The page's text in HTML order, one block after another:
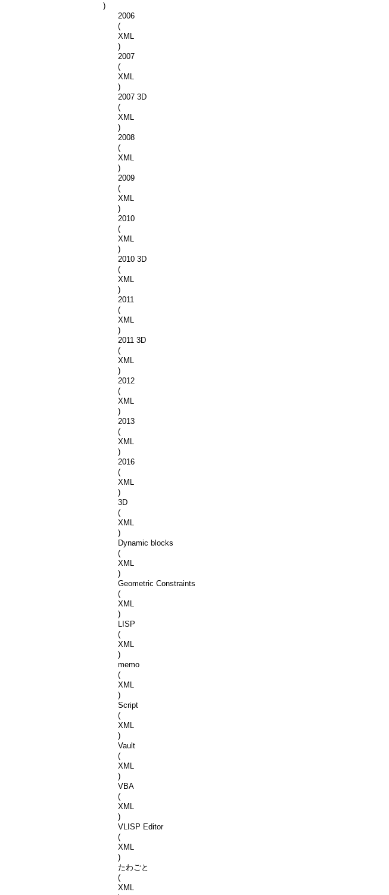
)
2006
(
XML
)
2007
(
XML
)
2007 3D
(
XML
)
2008
(
XML
)
2009
(
XML
)
2010
(
XML
)
2010 3D
(
XML
)
2011
(
XML
)
2011 3D
(
XML
)
2012
(
XML
)
2013
(
XML
)
2016
(
XML
)
3D
(
XML
)
Dynamic blocks
(
XML
)
Geometric Constraints
(
XML
)
LISP
(
XML
)
memo
(
XML
)
Script
(
XML
)
Vault
(
XML
)
VBA
(
XML
)
VLISP Editor
(
XML
)
たわごと
(
XML